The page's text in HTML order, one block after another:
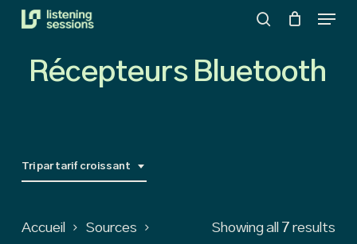
Skip
Menu
Récepteurs Bluetooth
Tri par tarif croissant
Showing all 7 results
Accueil Sources